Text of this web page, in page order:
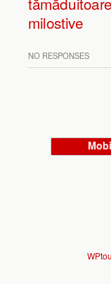
milostive
NO RESPONSES